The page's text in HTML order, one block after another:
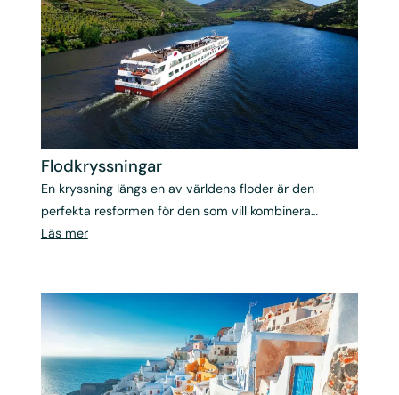
Flod­kryssningar
En kryssning längs en av världens floder är den
perfekta resformen för den som vill kombinera
kulturellt och historiskt innehåll med komfort och
Läs mer